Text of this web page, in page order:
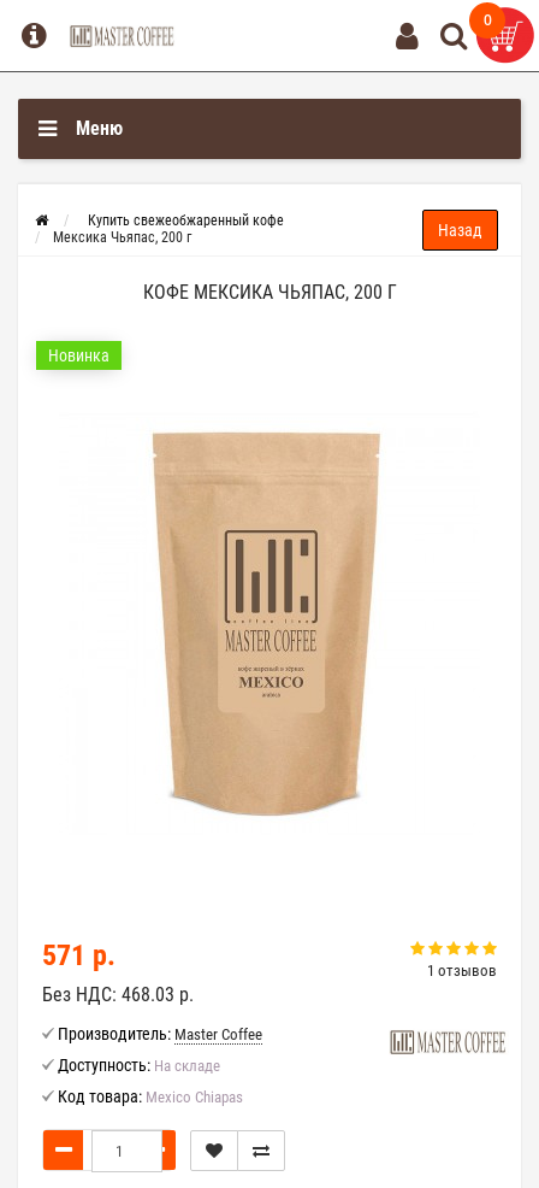
0
Меню
Купить свежеобжаренный кофе
Мексика Чьяпас, 200 г
КОФЕ МЕКСИКА ЧЬЯПАС, 200 Г
Новинка
1 отзывов
571 р.
Без НДС: 468.03 р.
Производитель: Master Coffee
Доступность: На складе
Код товара: Mexico Chiapas
0